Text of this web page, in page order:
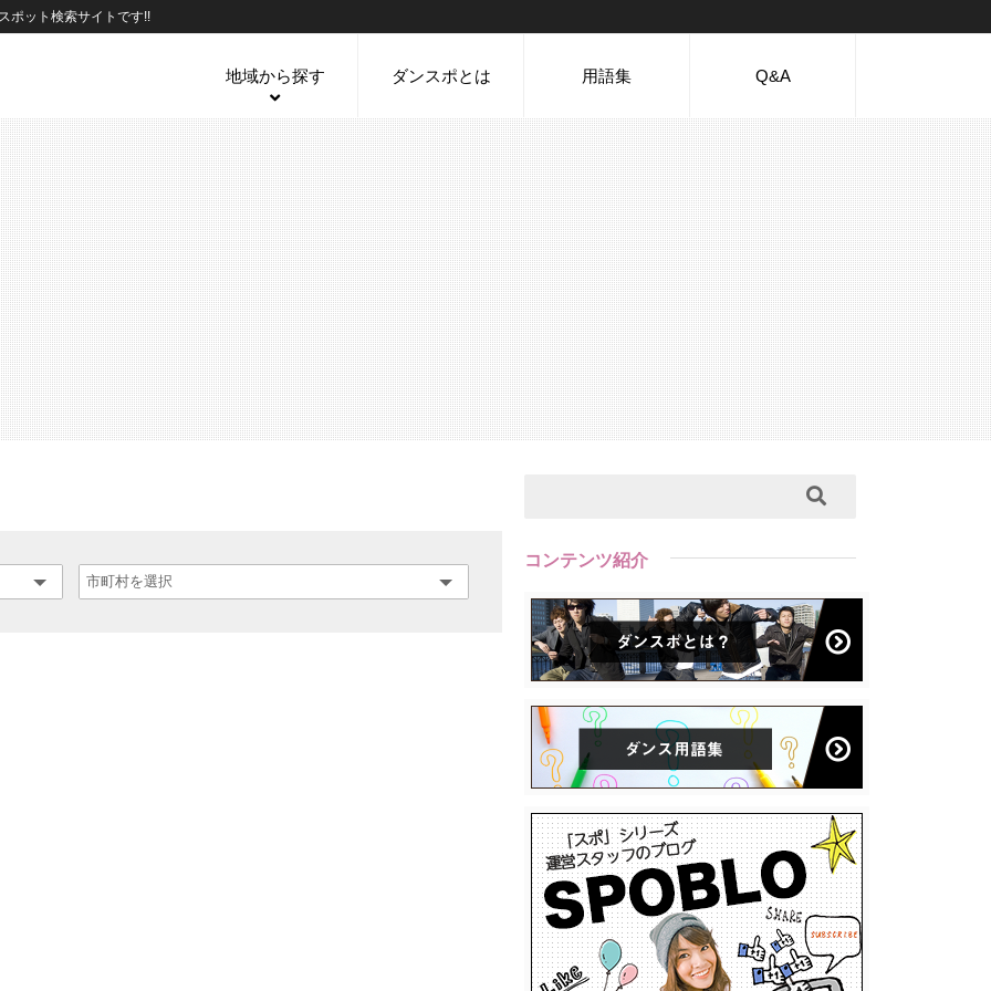
ポット検索サイトです!!
地域から探す ダンスポとは 用語集 Q&A
コンテンツ紹介